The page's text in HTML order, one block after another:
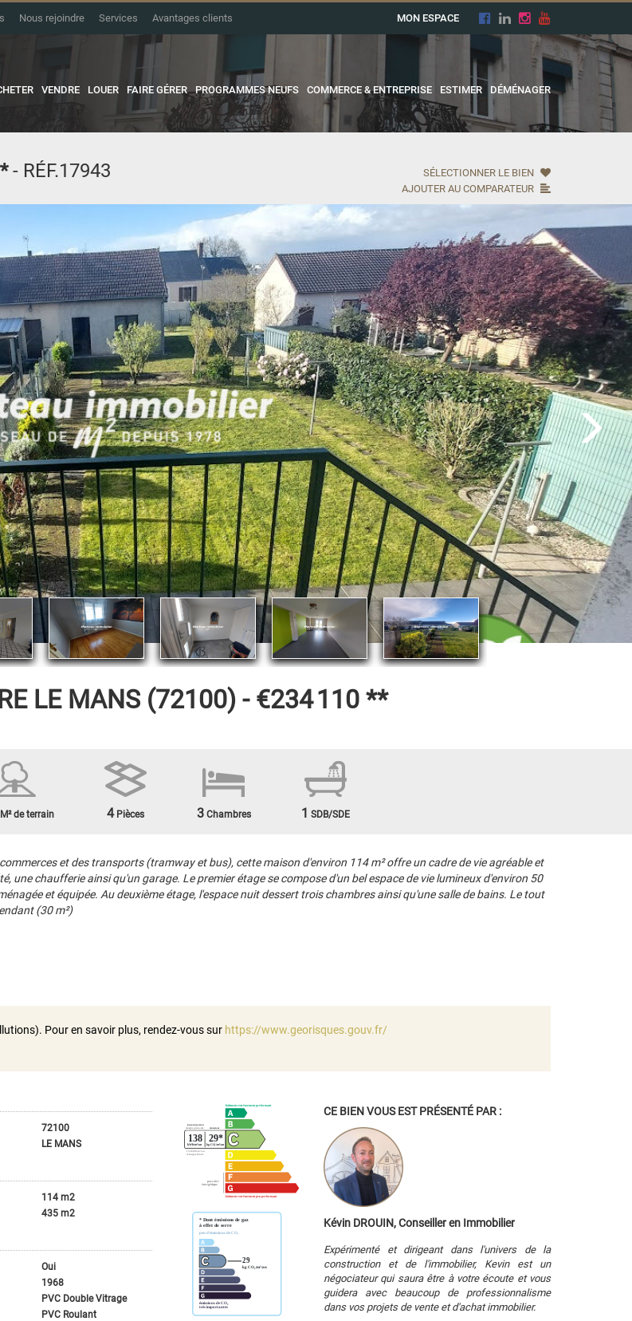
Nous rejoindre Services Avantages clients MON ESPACE
VENDRE LOUER FAIRE GÉRER PROGRAMMES NEUFS COMMERCE & ENTREPRISE ESTIMER DÉMÉNAGER
- RÉF.17943
SÉLECTIONNER LE BIEN
AJOUTER AU COMPARATEUR
LE MANS (72100) - €234 110 **
de terrain 4Pièces 3Chambres 1 SDB/SDE
et des transports (tramway et bus), cette maison d'environ 114 m² offre un cadre de vie agréable et
une chaufferie ainsi qu'un garage. Le premier étage se compose d'un bel espace de vie lumineux d'environ 50
et équipée. Au deuxième étage, l'espace nuit dessert trois chambres ainsi qu'une salle de bains. Le tout
(30 m²)
Pour en savoir plus, rendez-vous sur https://www.georisques.gouv.fr/
72100
LE MANS
114 m2
435 m2
Oui
1968
PVC Double Vitrage
PVC Roulant
CE BIEN VOUS EST PRÉSENTÉ PAR :
Kévin DROUIN, Conseiller en Immobilier
Expérimenté et dirigeant dans l'univers de la
construction et de l'immobilier, Kevin est un
négociateur qui saura être à votre écoute et vous
guidera avec beaucoup de professionnalisme
dans vos projets de vente et d'achat immobilier.